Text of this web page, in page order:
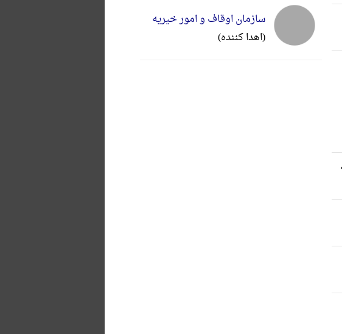
بهار۱۳۷۳،
سازمان اوقاف و امور خیریه
(اهدا کننده)